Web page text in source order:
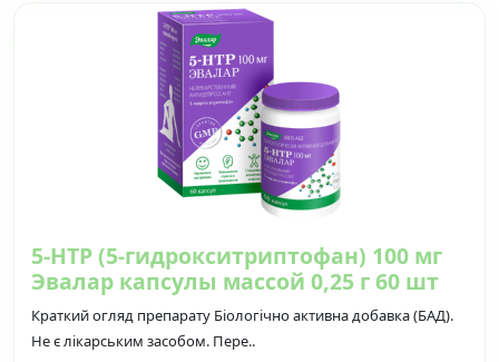
5-НТР (5-гидрокситриптофан) 100 мг
Эвалар капсулы массой 0,25 г 60 шт
Краткий огляд препарату Біологічно активна добавка (БАД).
Не є лікарським засобом. Пере..